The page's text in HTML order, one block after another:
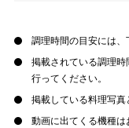
調理時間の目安には、
掲載されている調理
行ってください。
掲載している料理写真
動画に出てくる機種